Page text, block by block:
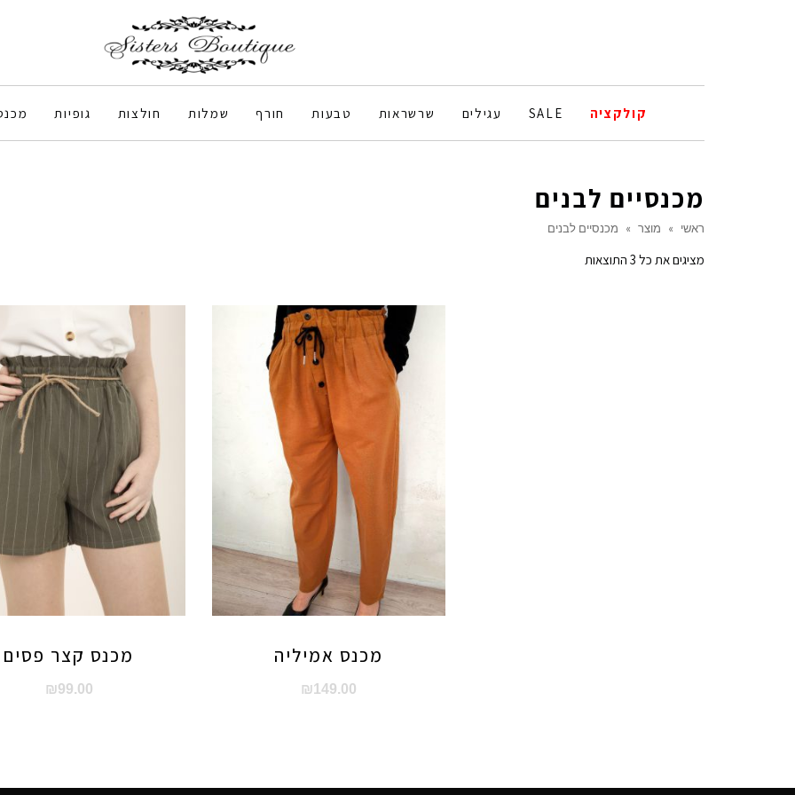
קולקציה SALE עגילים שרשראות טבעות חורף שמלות חולצות גופיות
מכנסיים לבנים
ראשי » מוצר » מכנסיים לבנים
מציגים את כל ⁦3⁩ התוצאות
מכנס קצר פסים
₪99.00
מכנס אמיליה
₪149.00